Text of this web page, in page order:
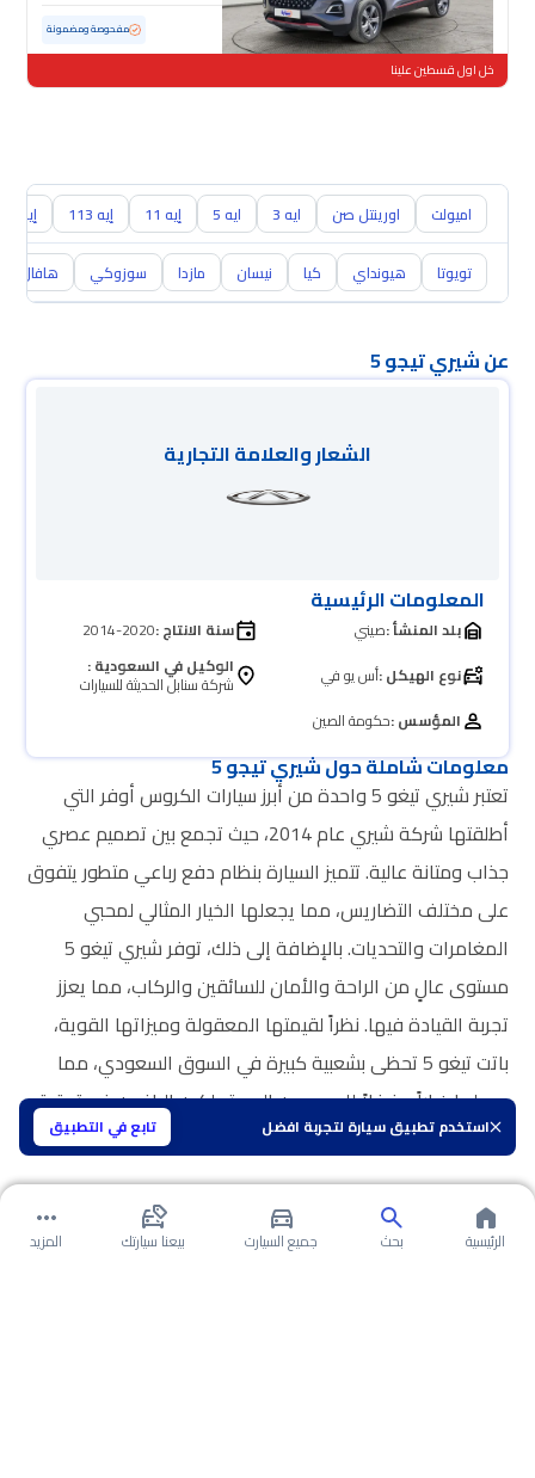
استخدم تطبيق سيارة لتجربة افضل تابع في التطبيق
مستعملة 29,475 كم ممشى قليل مفحوصة ومضمونة
خل اول قسطين علينا
اميولت اورينتل صن ايه 3 ايه 5 إيه 11 إيه 113 إيه 213
تويوتا هيونداي كيا نيسان مازدا سوزوكي هافال
عن شيري تيجو 5
الشعار والعلامة التجارية
المعلومات الرئيسية
بلد المنشأ :صيني سنة الانتاج :2014-2020
نوع الهيكل :أس يو في الوكيل في السعودية :
شركة سنابل الحديثة للسيارات
المؤسس :حكومة الصين
معلومات شاملة حول شيري تيجو 5
تعتبر شيري تيغو 5 واحدة من أبرز سيارات الكروس أوفر التي
أطلقتها شركة شيري عام 2014، حيث تجمع بين تصميم عصري
جذاب ومتانة عالية. تتميز السيارة بنظام دفع رباعي متطور يتفوق
على مختلف التضاريس، مما يجعلها الخيار المثالي لمحبي
المغامرات والتحديات. بالإضافة إلى ذلك، توفر شيري تيغو 5
مستوى عالٍ من الراحة والأمان للسائقين والركاب، مما يعزز
تجربة القيادة فيها. نظراً لقيمتها المعقولة وميزاتها القوية،
باتت تيغو 5 تحظى بشعبية كبيرة في السوق السعودي، مما
يجعلها خياراً مفضلاً للعديد من المستهلكين الراغبين في تحقيق
توازن مثالي بين الأداء والراحة.
الرئيسية بحث جميع السيارت بيعنا سيارتك المزيد